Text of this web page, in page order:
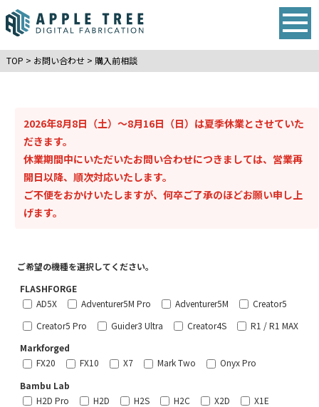
TOP > お問い合わせ> 購入前相談
2026年8月8日（土）～8月16日（日）は夏季休業とさせていた
だきます。
休業期間中にいただいたお問い合わせにつきましては、営業再
開日以降、順次対応いたします。
ご不便をおかけいたしますが、何卒ご了承のほどお願い申し上
げます。
ご希望の機種を選択してください。
FLASHFORGE
AD5X
Adventurer5M Pro Adventurer5M
Creator5
Creator5 Pro
Guider3 Ultra Creator4S
R1 / R1 MAX
Markforged
FX20
FX10 X7 Mark Two
Onyx Pro
Bambu Lab
H2D Pro
H2D H2S H2C X2D
X1E